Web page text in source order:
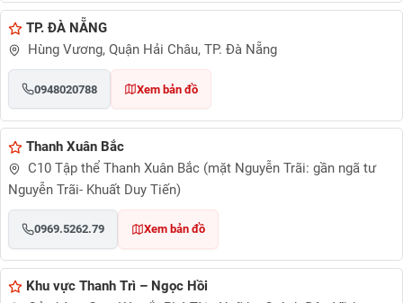
TP. ĐÀ NẴNG
Hùng Vương, Quận Hải Châu, TP. Đà Nẵng
0948020788 Xem bản đồ
Thanh Xuân Bắc
C10 Tập thể Thanh Xuân Bắc (mặt Nguyễn Trãi: gần ngã tư
Nguyễn Trãi- Khuất Duy Tiến)
0969.5262.79 Xem bản đồ
Khu vực Thanh Trì – Ngọc Hồi